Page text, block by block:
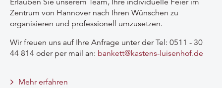
Erlauben Sie unserem Team, Ihre individuelle Feier im
Zentrum von Hannover nach Ihren Wünschen zu
organisieren und professionell umzusetzen.
Wir freuen uns auf Ihre Anfrage unter der Tel: 0511 - 30
44 814 oder per mail an: bankett@kastens-luisenhof.de
Mehr erfahren